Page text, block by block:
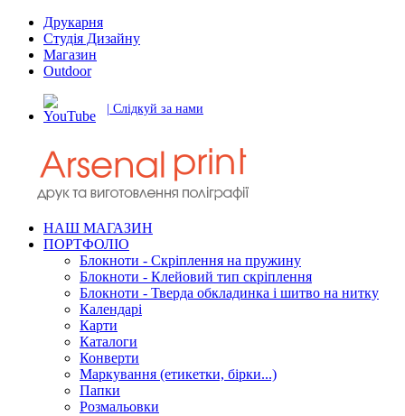
Друкарня
Студія Дизайну
Магазин
Outdoor
| Слідкуй за нами
НАШ МАГАЗИН
ПОРТФОЛІО
Блокноти - Скріплення на пружину
Блокноти - Клейовий тип скріплення
Блокноти - Тверда обкладинка і шитво на нитку
Календарі
Карти
Каталоги
Конверти
Маркування (етикетки, бірки...)
Папки
Розмальовки